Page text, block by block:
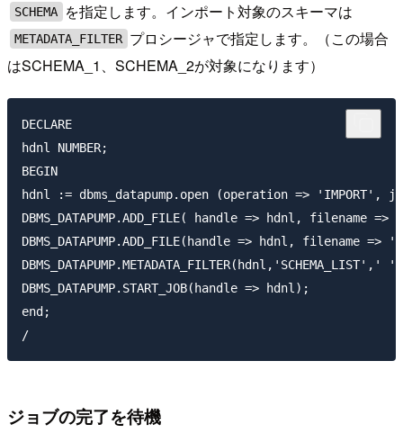
SCHEMA を指定します。インポート対象のスキーマは
METADATA_FILTER プロシージャで指定します。（この場合
はSCHEMA_1、SCHEMA_2が対象になります）
DECLARE
hdnl NUMBER;
BEGIN
hdnl := dbms_datapump.open (operation => 'IMPORT',
DBMS_DATAPUMP.ADD_FILE( handle => hdnl,
DBMS_DATAPUMP.ADD_FILE(handle => hdnl,
DBMS_DATAPUMP.START_JOB(handle => hdnl);
end;
ジョブの完了を待機